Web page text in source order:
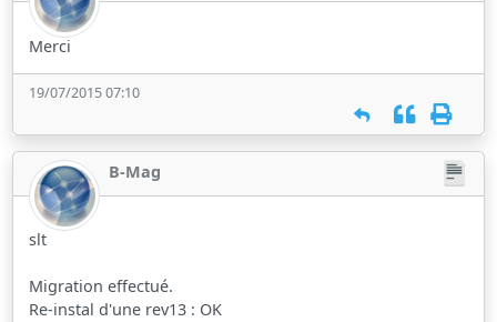
Merci
19/07/2015 07:10
B-Mag
slt
Migration effectué.
Re-instal d'une rev13 : OK